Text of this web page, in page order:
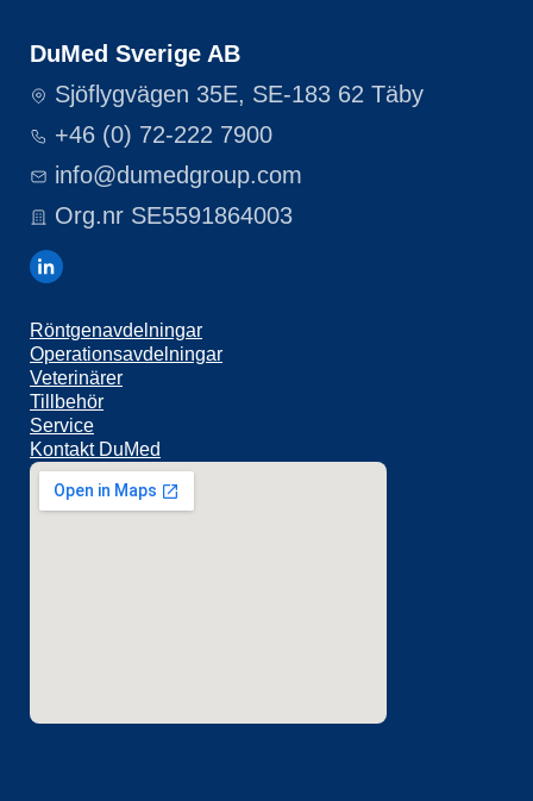
DuMed Sverige AB
Sjöflygvägen 35E, SE-183 62 Täby
+46 (0) 72-222 7900
info@dumedgroup.com
Org.nr SE5591864003
Röntgenavdelningar
Operationsavdelningar
Veterinärer
Tillbehör
Service
Kontakt DuMed